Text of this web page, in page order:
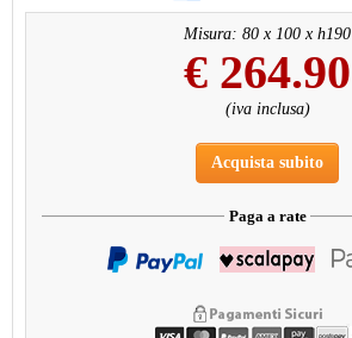
Misura: 80 x 100 x h190
€ 264.90
(iva inclusa)
Acquista subito
Paga a rate